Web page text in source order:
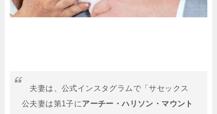
夫妻は、公式インスタグラムで「サセックス
公夫妻は第1子にアーチー・ハリソン・マウント